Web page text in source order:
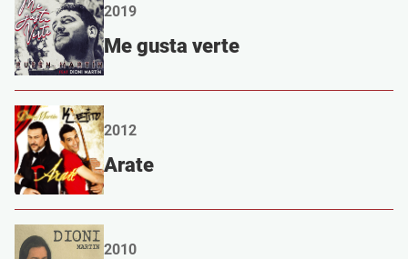
2019
Me gusta verte
2012
Arate
2010